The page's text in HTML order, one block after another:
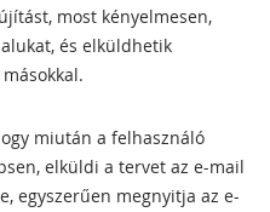
most kényelmesen,
és elküldhetik
miután a felhasználó
elküldi a tervet az e-mail
egyszerűen megnyitja az e-